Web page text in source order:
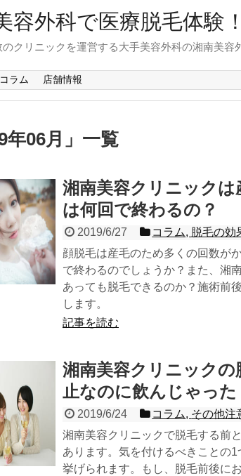
容外科で医療脱毛体験
クリニックを運営する大手美容外科の湘南美容
コラム 店舗情報
年06月 」 一覧
湘南美容クリニックは
は何回で終わるの？
2019/6/27 コラム, 脱毛の効
顔脱毛は産毛のため多くの回数が
で終わるのでしょうか？また、湘
あっても脱毛できるのか？施術前
します。
記事を読む
湘南美容クリニック
止なのに飲んじゃった
2019/6/24 コラム, その他注
湘南美容クリニックで脱毛する前
あります。気を付けるべきことの
挙げられます。もし、脱毛前後に